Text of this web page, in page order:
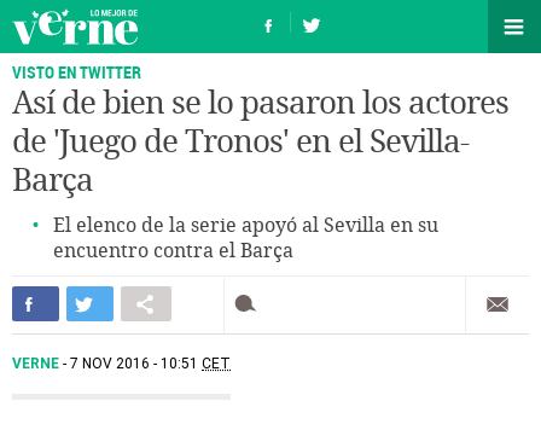
VISTO EN TWITTER
Así de bien se lo pasaron los actores
de 'Juego de Tronos' en el Sevilla-
Barça
El elenco de la serie apoyó al Sevilla en su
encuentro contra el Barça
VERNE 7 NOV 2016 - 10:51 CET